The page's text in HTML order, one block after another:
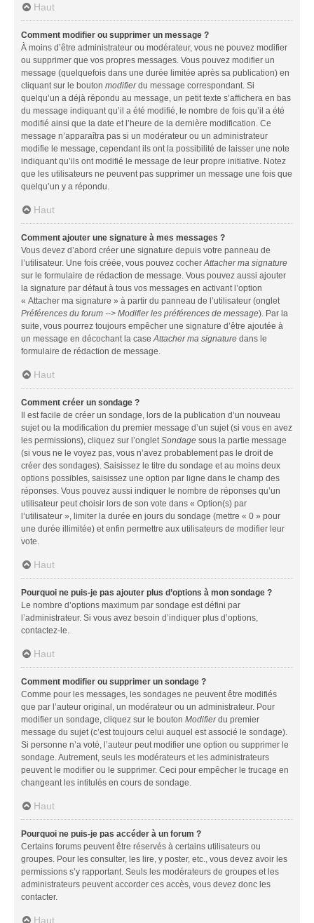
Haut
Comment modifier ou supprimer un message ?
À moins d’être administrateur ou modérateur, vous ne pouvez modifier
ou supprimer que vos propres messages. Vous pouvez modifier un
message (quelquefois dans une durée limitée après sa publication) en
cliquant sur le bouton modifierdu message correspondant. Si
quelqu’un a déjà répondu au message, un petit texte s’affichera en bas
du message indiquant qu’il a été modifié, le nombre de fois qu’il a été
modifié ainsi que la date et l’heure de la dernière modification. Ce
message n’apparaîtra pas si un modérateur ou un administrateur
modifie le message, cependant ils ont la possibilité de laisser une note
indiquant qu’ils ont modifié le message de leur propre initiative. Notez
que les utilisateurs ne peuvent pas supprimer un message une fois que
quelqu’un y a répondu.
Haut
Comment ajouter une signature à mes messages ?
Vous devez d’abord créer une signature depuis votre panneau de
l’utilisateur. Une fois créée, vous pouvez cocherAttacher ma signature
sur le formulaire de rédaction de message. Vous pouvez aussi ajouter
la signature par défaut à tous vos messages en activant l’option
« Attacher ma signature » à partir du panneau de l’utilisateur (onglet
Préférences du forum --> Modifier les préférences de message). Par la
suite, vous pourrez toujours empêcher une signature d’être ajoutée à
un message en décochant la caseAttacher ma signature dans le
formulaire de rédaction de message.
Haut
Comment créer un sondage ?
Il est facile de créer un sondage, lors de la publication d’un nouveau
sujet ou la modification du premier message d’un sujet (si vous en avez
les permissions), cliquez sur l’ongletSondage sous la partie message
(si vous ne le voyez pas, vous n’avez probablement pas le droit de
créer des sondages). Saisissez le titre du sondage et au moins deux
options possibles, saisissez une option par ligne dans le champ des
réponses. Vous pouvez aussi indiquer le nombre de réponses qu’un
utilisateur peut choisir lors de son vote dans « Option(s) par
l’utilisateur », limiter la durée en jours du sondage (mettre « 0 » pour
une durée illimitée) et enfin permettre aux utilisateurs de modifier leur
vote.
Haut
Pourquoi ne puis-je pas ajouter plus d’options à mon sondage ?
Le nombre d’options maximum par sondage est défini par
l’administrateur. Si vous avez besoin d’indiquer plus d’options,
contactez-le.
Haut
Comment modifier ou supprimer un sondage ?
Comme pour les messages, les sondages ne peuvent être modifiés
que par l’auteur original, un modérateur ou un administrateur. Pour
modifier un sondage, cliquez sur le bouton Modifierdu premier
message du sujet (c’est toujours celui auquel est associé le sondage).
Si personne n’a voté, l’auteur peut modifier une option ou supprimer le
sondage. Autrement, seuls les modérateurs et les administrateurs
peuvent le modifier ou le supprimer. Ceci pour empêcher le trucage en
changeant les intitulés en cours de sondage.
Haut
Pourquoi ne puis-je pas accéder à un forum ?
Certains forums peuvent être réservés à certains utilisateurs ou
groupes. Pour les consulter, les lire, y poster, etc., vous devez avoir les
permissions s’y rapportant. Seuls les modérateurs de groupes et les
administrateurs peuvent accorder ces accès, vous devez donc les
contacter.
Haut